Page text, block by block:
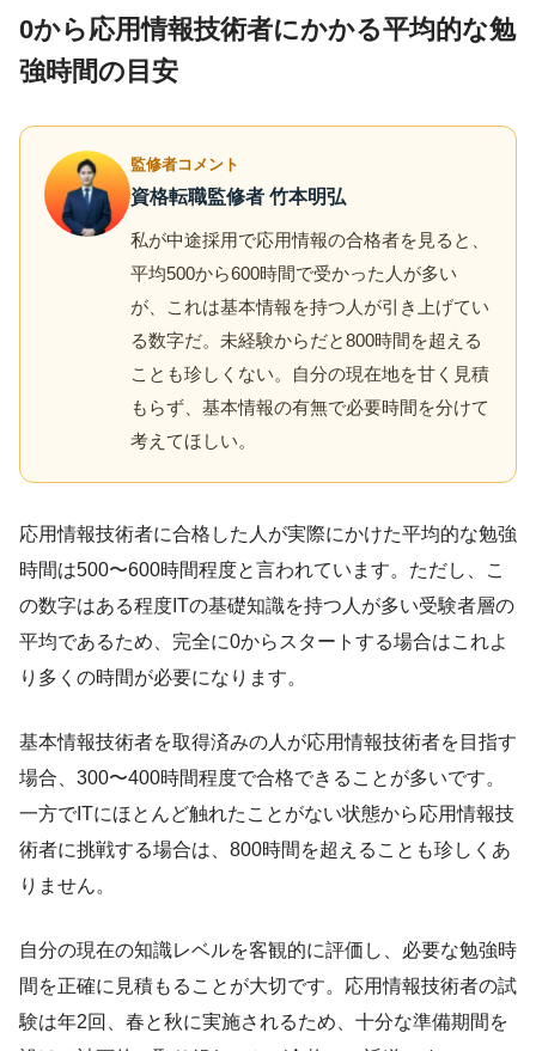
0から応用情報技術者にかかる平均的な勉
強時間の目安
監修者コメント
資格転職監修者 竹本明弘
私が中途採用で応用情報の合格者を見ると、
平均500から600時間で受かった人が多い
が、これは基本情報を持つ人が引き上げてい
る数字だ。未経験からだと800時間を超える
ことも珍しくない。自分の現在地を甘く見積
もらず、基本情報の有無で必要時間を分けて
考えてほしい。
応用情報技術者に合格した人が実際にかけた平均的な勉強
時間は500〜600時間程度と言われています。ただし、こ
の数字はある程度ITの基礎知識を持つ人が多い受験者層の
平均であるため、完全に0からスタートする場合はこれよ
り多くの時間が必要になります。
基本情報技術者を取得済みの人が応用情報技術者を目指す
場合、300〜400時間程度で合格できることが多いです。
一方でITにほとんど触れたことがない状態から応用情報技
術者に挑戦する場合は、800時間を超えることも珍しくあ
りません。
自分の現在の知識レベルを客観的に評価し、必要な勉強時
間を正確に見積もることが大切です。応用情報技術者の試
験は年2回、春と秋に実施されるため、十分な準備期間を